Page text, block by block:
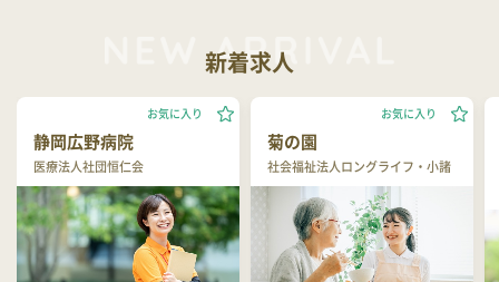
新着求人
静岡広野病院
医療法人社団恒仁会
お気に入り
菊の園
社会福祉法人ロングライフ・小諸
お気に入り